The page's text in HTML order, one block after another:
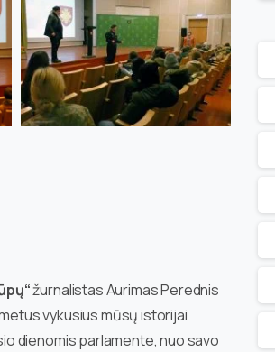
žurnalistas Aurimas Perednis
vykusius mūsų istorijai
dienomis parlamente, nuo savo